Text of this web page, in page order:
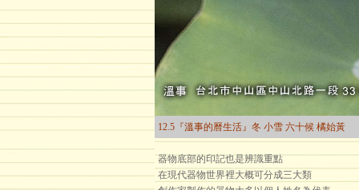
12.5『溫事的曆生活』冬 小雪 六十候 橘始黃
器物底部的印記也是辨識重點
在現代器物世界裡大概可分成三大類